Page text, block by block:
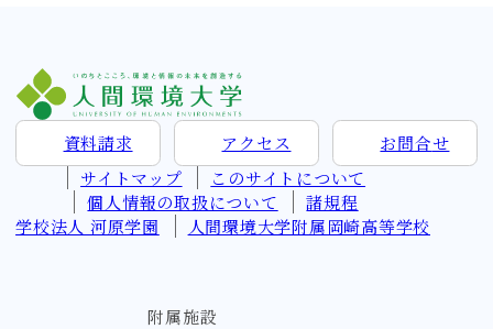
資料請求 アクセス お問合せ
サイトマップ
このサイトについて
個人情報の取扱について
諸規程
学校法人 河原学園
人間環境大学附属岡崎高等学校
附属施設